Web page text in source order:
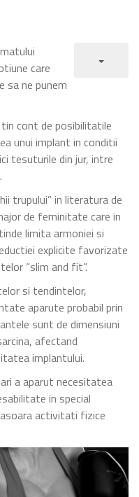
care
sa ne punem
cont de posibilitatile
unui implant in conditii
tesuturile din jur, intre
trupului” in literatura de
de feminitate care in
limita armoniei si
explicite favorizate
“slim and fit”.
si tendintelor,
aparute probabil prin
sunt de dimensiuni
afectand
implantului.
a aparut necesitatea
in special
activitati fizice